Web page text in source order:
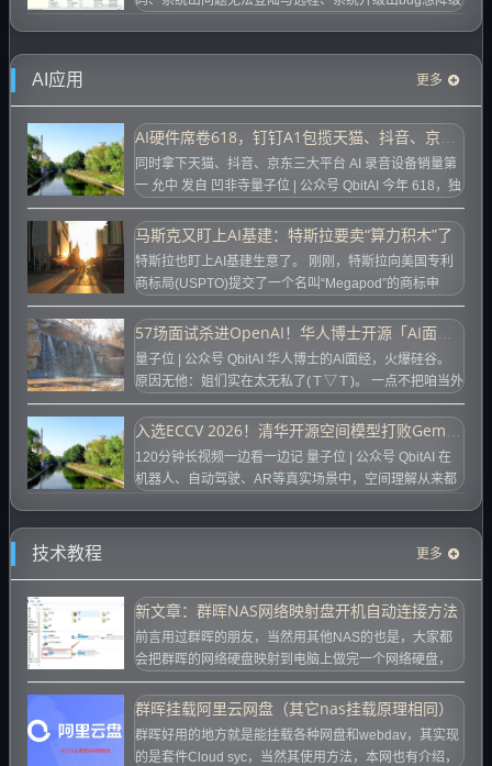
AI应用 更多
同时拿下天猫、抖音、京东三大平台 AI 录音设备销量第
一 允中 发自 凹非寺量子位 | 公众号 QbitAI 今年 618，独
立开发者、...
马斯克又盯上AI基建：特斯拉要卖“算力积木”了
特斯拉也盯上AI基建生意了。 刚刚，特斯拉向美国专利
商标局(USPTO)提交了一个名叫“Megapod”的商标申
请，计划销售模块化AI数...
量子位 | 公众号 QbitAI 华人博士的AI面经，火爆硅谷。
原因无他：姐们实在太无私了(Ｔ▽Ｔ)。 一点不把咱当外
人，在下周入职O...
120分钟长视频一边看一边记 量子位 | 公众号 QbitAI 在
机器人、自动驾驶、AR等真实场景中，空间理解从来都
技术教程 更多
新文章：群晖NAS网络映射盘开机自动连接方法
前言用过群晖的朋友，当然用其他NAS的也是，大家都
会把群晖的网络硬盘映射到电脑上做完一个网络硬盘，
这样即能方便调取备份资料，也能对电脑的...
群晖挂载阿里云网盘（其它nas挂载原理相同）
群晖好用的地方就是能挂载各种网盘和webdav，其实现
的是套件Cloud syc，当然其使用方法，本网也有介绍，